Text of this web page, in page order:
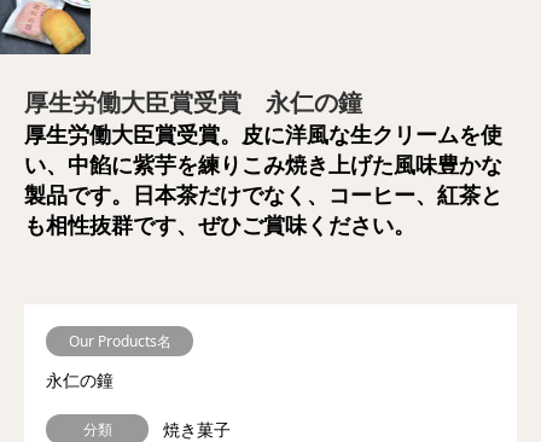
厚生労働大臣賞受賞 永仁の鐘
厚生労働大臣賞受賞。皮に洋風な生クリームを使
い、中餡に紫芋を練りこみ焼き上げた風味豊かな
製品です。日本茶だけでなく、コーヒー、紅茶と
も相性抜群です、ぜひご賞味ください。
Our Products名
永仁の鐘
分類 焼き菓子